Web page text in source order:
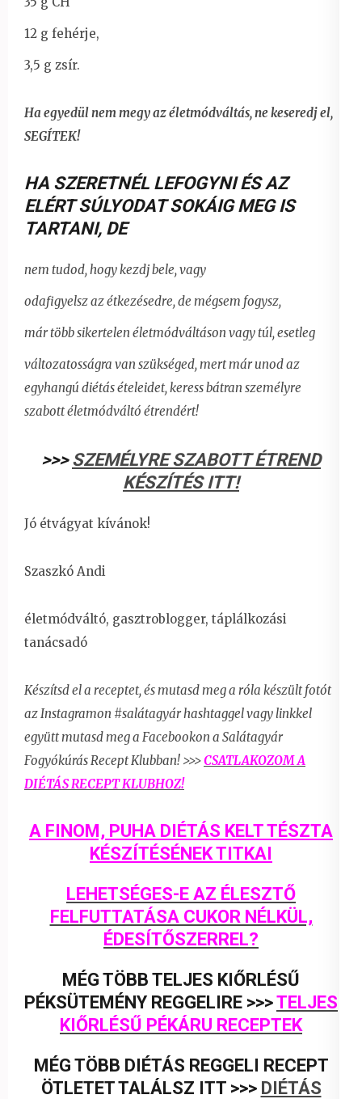
12 g fehérje,
3,5 g zsír.
Ha egyedül nem megy az életmódváltás, ne keseredj el,
SEGÍTEK!
HA SZERETNÉL LEFOGYNI ÉS AZ
ELÉRT SÚLYODAT SOKÁIG MEG IS
TARTANI, DE
nem tudod, hogy kezdj bele, vagy
odafigyelsz az étkezésedre, de mégsem fogysz,
már több sikertelen életmódváltáson vagy túl, esetleg
változatosságra van szükséged, mert már unod az
egyhangú diétás ételeidet, keress bátran személyre
szabott életmódváltó étrendért!
>>>SZEMÉLYRE SZABOTT ÉTREND
KÉSZÍTÉS ITT!
Jó étvágyat kívánok!
Szaszkó Andi
életmódváltó, gasztroblogger, táplálkozási
tanácsadó
Készítsd el a receptet, és mutasd meg a róla készült fotót
az Instagramon #salátagyár hashtaggel vagy linkkel
együtt mutasd meg a Facebookon a Salátagyár
Fogyókúrás Recept Klubban! >>>CSATLAKOZOMA
DIÉTÁS RECEPT KLUBHOZ!
A FINOM, PUHA DIÉTÁS KELT TÉSZTA
KÉSZÍTÉSÉNEK TITKAI
LEHETSÉGES-E AZ ÉLESZTŐ
FELFUTTATÁSA CUKOR NÉLKÜL,
ÉDESÍTŐSZERREL?
MÉG TÖBB TELJES KIŐRLÉSŰ
PÉKSÜTEMÉNY REGGELIRE >>>TELJES
KIŐRLÉSŰ PÉKÁRU RECEPTEK
MÉG TÖBB DIÉTÁS REGGELI RECEPT
ÖTLETET TALÁLSZ ITT >>> DIÉTÁS